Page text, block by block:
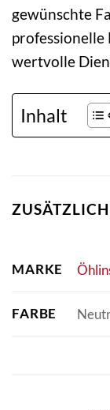
gewünschte
wertvolle
Inhalt
MARKE
FARBE